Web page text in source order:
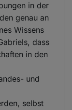
in der
genau an
Wissens
dass
in den
und
selbst